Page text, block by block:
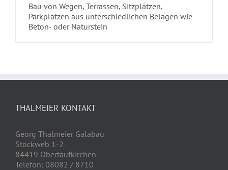
Bau von Wegen, Terrassen, Sitzplätzen,
Parkplätzen aus unterschiedlichen Belägen wie
Beton- oder Naturstein
THALMEIER KONTAKT
Georg Thalmeier Galabau
Stockweb 1-2
84419 Obertaufkirchen
Telefon: 08082 / 8710